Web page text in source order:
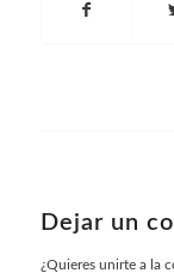
Dejar un
¿Quieres unirte a la